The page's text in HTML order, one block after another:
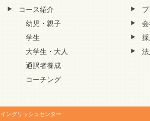
コース紹介
幼児・親子
学生
大学生・大人
通訳者養成
コーチング
ングリッシュセンター